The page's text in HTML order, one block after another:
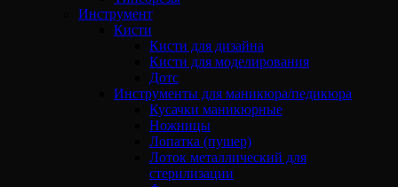
Инструмент
Кисти
Кисти для дизайна
Кисти для моделирования
Дотс
Инструменты для маникюра/педикюра
Кусачки маникюрные
Ножницы
Лопатка (пушер)
Лоток металлический для
стерилизации